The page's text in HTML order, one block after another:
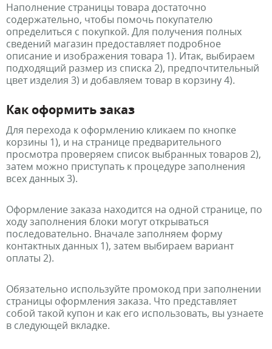
Наполнение страницы товара достаточно
содержательно, чтобы помочь покупателю
определиться с покупкой. Для получения полных
сведений магазин предоставляет подробное
описание и изображения товара 1). Итак, выбираем
подходящий размер из списка 2), предпочтительный
цвет изделия 3) и добавляем товар в корзину 4).
Как оформить заказ
Для перехода к оформлению кликаем по кнопке
корзины 1), и на странице предварительного
просмотра проверяем список выбранных товаров 2),
затем можно приступать к процедуре заполнения
всех данных 3).
Оформление заказа находится на одной странице, по
ходу заполнения блоки могут открываться
последовательно. Вначале заполняем форму
контактных данных 1), затем выбираем вариант
оплаты 2).
Обязательно используйте промокод при заполнении
страницы оформления заказа. Что представляет
собой такой купон и как его использовать, вы узнаете
в следующей вкладке.